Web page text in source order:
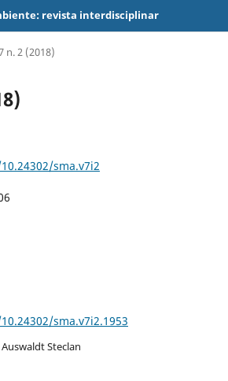
revista interdisciplinar
n. 2 (2018)
sma.v7i2
sma.v7i2.1953
Steclan